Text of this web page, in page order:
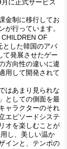
に正式サービス
金制に移行してお
が行っています。
OF
とした韓国のアバ
て発展させたゲー
方向性の違いに違
用して開発されて
はあまり見られな
としての側面を最
ャラクターのそれ
エピソードシステ
オを楽しむことが
し、美しい温か
インと、テンポの